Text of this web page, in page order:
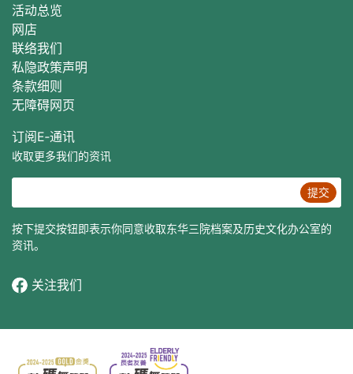
活动总览
网店
联络我们
私隐政策声明
条款细则
无障碍网页
订阅E‐通讯
收取更多我们的资讯
提交
按下提交按钮即表示你同意收取东华三院档案及历史文化办公室的
资讯。
关注我们